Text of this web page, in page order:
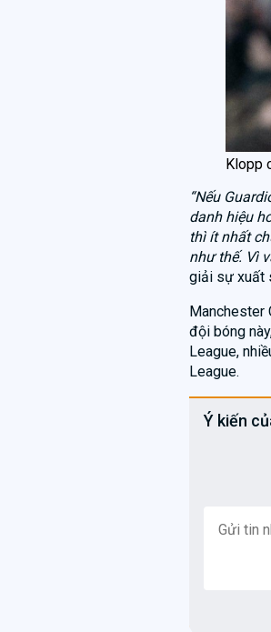
Klopp
“Nếu
danh hiệu
thì ít nhất
như thế. Vì
giải sự xuất
Manchester
đội bóng
League,
League.
Ý kiến